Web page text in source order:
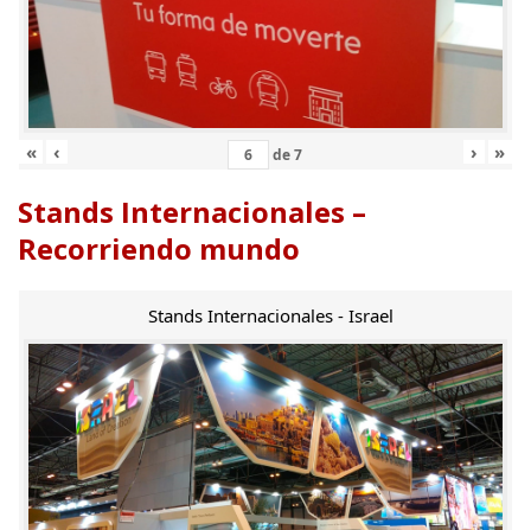
« ‹ de7 › »
Stands Internacionales –
Recorriendo mundo
Stands Internacionales - Israel